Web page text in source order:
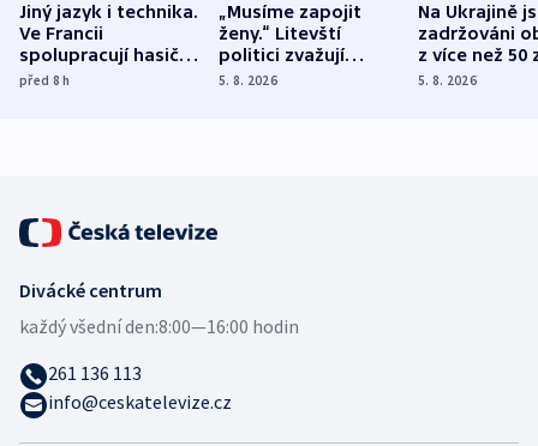
Jiný jazyk i technika.
Ve Francii
spolupracují hasiči z
různých zemí
před 8h
„Musíme zapojit
ženy.“ Litevští
politici zvažují
dohodu o
5. 8. 2026
Na Ukrajině
zadržováni
z více než 50
Bojovali na
5. 8. 2026
Divácké centrum
každý všední den:8:00—16:00 hodin
261 136 113
info@ceskatelevize.cz